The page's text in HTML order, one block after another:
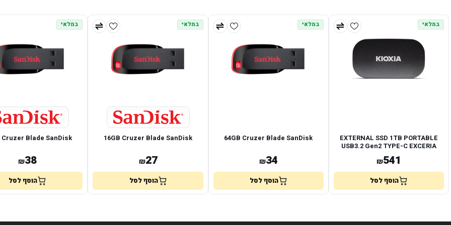
במלאי
EXTERNAL SSD 1TB PORTABLE
USB3.2 Gen2 TYPE-C EXCERIA
PLUS KIOXIA
₪541
הוסף לסל
במלאי
64GB Cruzer Blade SanDisk
₪34
הוסף לסל
במלאי
16GB Cruzer Blade SanDisk
₪27
הוסף לסל
במלאי
Cruzer Blade SanDisk
₪38
הוסף לסל